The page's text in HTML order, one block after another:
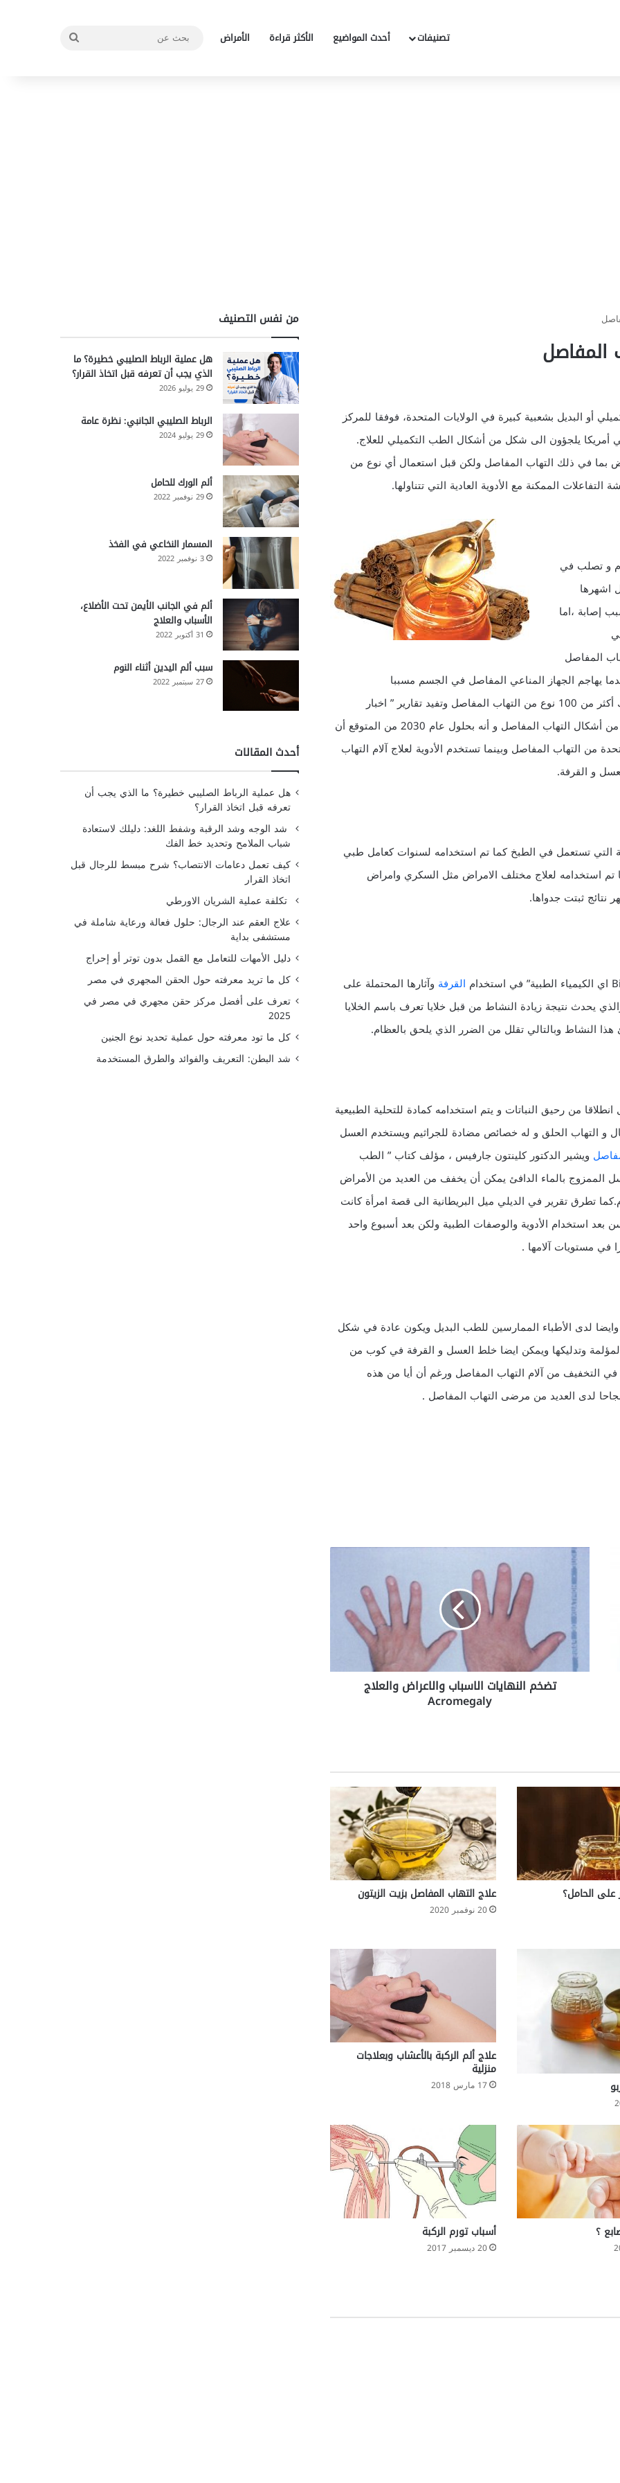
تصنيفات أحدث المواضيع الأكثر قراءة الأمراض
المفاصل
أو البديل بشعبية كبيرة في الولايات المتحدة، فوفقا للمركز
فان 38 % من البالغين في أمريكا يلجؤون الى شكل من أشكال الطب التكميلي للعلاج.
بما في ذلك التهاب المفاصل ولكن قبل استعمال أي نوع من
الممكنة مع الأدوية العادية التي تتناولها.
و تصلب في
اشهرها
إصابة ،اما
المفاصل
يهاجم الجهاز المناعي المفاصل في الجسم مسببا
التهابات وتدميرا لها ووفقا لمعاهد الصحة القومية فان هناك أكثر من 100 نوع من التهاب المفاصل وتفيد تقارير ” اخبار
الولايات المتحدة ” بأن 46 مليون أميركي يعانون من شكل من أشكال التهاب المفاصل و أنه بحلول عام 2030 من المتوقع أن
المتحدة من التهاب المفاصل وبينما تستخدم الأدوية لعلاج آلام التهاب
و القرفة.
التي تستعمل في الطبخ كما تم استخدامه لسنوات كعامل طبي
استخدامه لعلاج مختلف الامراض مثل السكري وامراض
ثبتت جدواها.
القرفة وآثارها المحتملة على
يحدث نتيجة زيادة النشاط من قبل خلايا تعرف باسم الخلايا
النشاط وبالتالي تقلل من الضرر الذي يلحق بالعظام.
من رحيق النباتات و يتم استخدامه كمادة للتحلية الطبيعية
و التهاب الحلق و له خصائص مضادة للجراثيم ويستخدم العسل
ويشير الدكتور كلينتون جارفيس ، مؤلف كتاب ” الطب
الممزوج بالماء الدافئ يمكن أن يخفف من العديد من الأمراض
تطرق تقرير في الديلي ميل البريطانية الى قصة امرأة كانت
استخدام الأدوية والوصفات الطبية ولكن بعد أسبوع واحد
في مستويات آلامها .
لدى الأطباء الممارسين للطب البديل ويكون عادة في شكل
وتدليكها ويمكن ايضا خلط العسل و القرفة في كوب من
التخفيف من آلام التهاب المفاصل ورغم أن أيا من هذه
نجاحا لدى العديد من مرضى التهاب المفاصل .
ا
س
ب
ا
ل
ا
ع
و
ل
ع
ل
ا
ج
A
r
e
a
l
y
تضخم النهايات الاسباب والاعراض والعلاج
Acromegaly
الحامل؟ علاج التهاب المفاصل بزيت الزيتون
20 نوفمبر 2020
علاج ألم الركبة بالأعشاب وبعلاجات
منزلية
17 مارس 2018
؟ أسباب تورم الركبة
20 ديسمبر 2017
من نفس التصنيف
هل عملية الرباط الصليبي خطيرة؟ ما
الذي يجب أن تعرفه قبل اتخاذ القرار؟
29 يوليو 2026
الرباط الصليبي الجانبي: نظرة عامة
29 يوليو 2024
ألم الورك للحامل
29 نوفمبر 2022
المسمار النخاعي في الفخذ
3 نوفمبر 2022
ألم في الجانب الأيمن تحت الأضلاع،
الأسباب والعلاج
31 أكتوبر 2022
سبب ألم اليدين أثناء النوم
27 سبتمبر 2022
أحدث المقالات
هل عملية الرباط الصليبي خطيرة؟ ما الذي يجب أن
تعرفه قبل اتخاذ القرار؟
شد الوجه وشد الرقبة وشفط اللغد: دليلك لاستعادة
شباب الملامح وتحديد خط الفك
كيف تعمل دعامات الانتصاب؟ شرح مبسط للرجال قبل
اتخاذ القرار
تكلفة عملية الشريان الاورطي
علاج العقم عند الرجال: حلول فعالة ورعاية شاملة في
مستشفى بداية
دليل الأمهات للتعامل مع القمل بدون توتر أو إحراج
كل ما تريد معرفته حول الحقن المجهري في مصر
تعرف على أفضل مركز حقن مجهري في مصر في
2025
كل ما تود معرفته حول عملية تحديد نوع الجنين
شد البطن: التعريف والفوائد والطرق المستخدمة